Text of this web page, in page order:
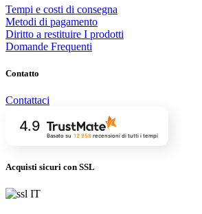
Tempi e costi di consegna
Metodi di pagamento
Diritto a restituire I prodotti
Domande Frequenti
Contatto
Contattaci
4.9
Basato su 12 958recensioni di tutti i tempi
Acquisti sicuri con SSL